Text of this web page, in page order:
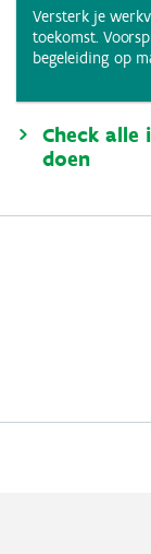
Versterk je
toekomst.
begeleiding op
Check alle
doen